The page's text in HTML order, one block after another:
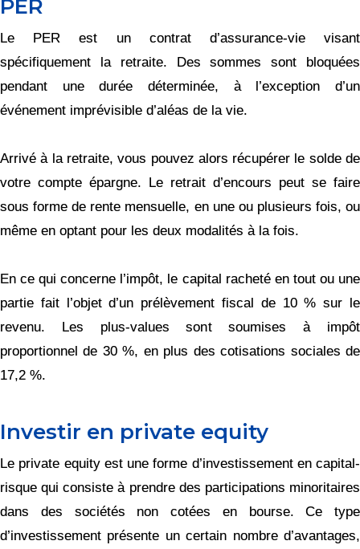
PER
Le PER est un contrat d’assurance-vie visant
spécifiquement la retraite. Des sommes sont bloquées
pendant une durée déterminée, à l’exception d’un
événement imprévisible d’aléas de la vie.
Arrivé à la retraite, vous pouvez alors récupérer le solde de
votre compte épargne. Le retrait d’encours peut se faire
sous forme de rente mensuelle, en une ou plusieurs fois, ou
même en optant pour les deux modalités à la fois.
En ce qui concerne l’impôt, le capital racheté en tout ou une
partie fait l’objet d’un prélèvement fiscal de 10 % sur le
revenu. Les plus-values sont soumises à impôt
proportionnel de 30 %, en plus des cotisations sociales de
17,2 %.
Investir en private equity
Le private equity est une forme d’investissement en capital-
risque qui consiste à prendre des participations minoritaires
dans des sociétés non cotées en bourse. Ce type
d’investissement présente un certain nombre d’avantages,